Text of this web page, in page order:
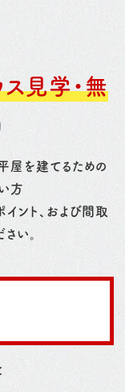
見学・無
屋を建てるための
方
イント、および間取
い。